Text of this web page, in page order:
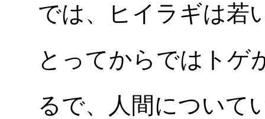
では、ヒイラギは若
とってからではトゲ
るで、人間について